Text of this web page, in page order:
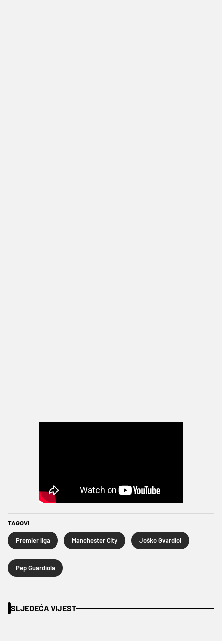
TAGOVI
Premier liga Manchester City Joško Gvardiol
Pep Guardiola
SLJEDEĆA VIJEST